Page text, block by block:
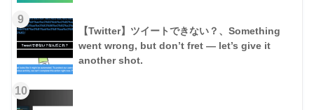
9
【Twitter】ツイートできない？、Something
went wrong, but don’t fret — let’s give it
another shot.
10